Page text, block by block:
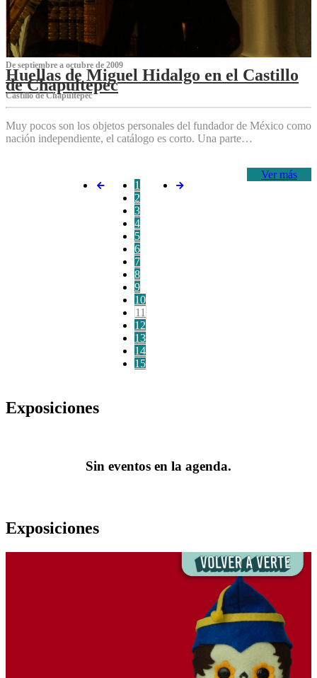
De septiembre a octubre de 2009
Huellas de Miguel Hidalgo en el Castillo
de Chapultepec
Castillo de Chapultepec
Muy pocos son los objetos personales del fundador de México como
nación independiente, el catálogo es corto. Una parte…
Ver más
1
2
3
4
5
6
7
8
9
10
11
12
13
14
15
Exposiciones
Sin eventos en la agenda.
Exposiciones